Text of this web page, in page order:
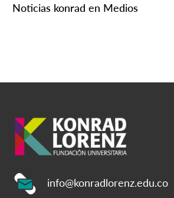
Noticias konrad en Medios
info@konradlorenz.edu.co